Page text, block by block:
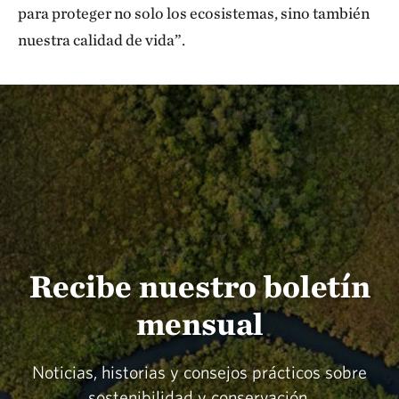
para proteger no solo los ecosistemas, sino también
nuestra calidad de vida”.
Recibe nuestro boletín
mensual
Noticias, historias y consejos prácticos sobre